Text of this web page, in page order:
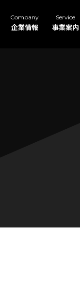
Company
企業情報
Service
事業案内